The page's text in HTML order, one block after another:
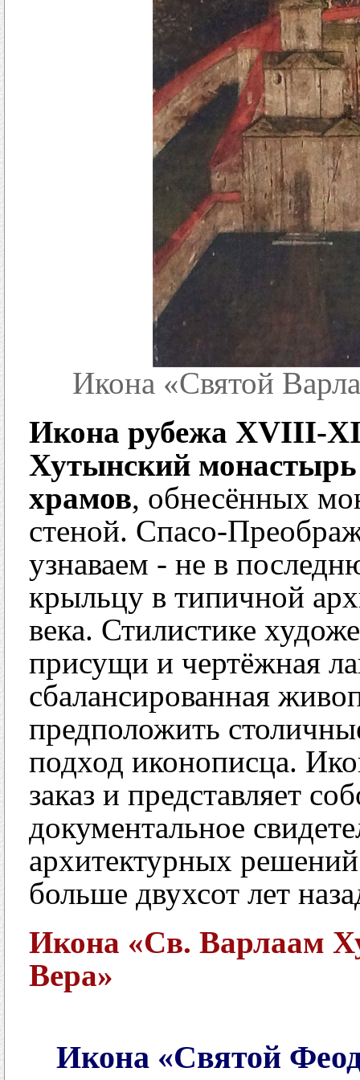
Икона «Святой
Икона рубежа XVIII-
Хутынский монастырь
храмов, обнесённых
стеной. Спасо-
узнаваем - не в
крыльцу в типичной
века. Стилистике
присущи и чертёжная
сбалансированная
предположить
подход иконописца.
заказ и представляет
документальное
архитектурных
больше двухсот лет
Икона «Св. Варлаам
Вера»
Икона «Святой